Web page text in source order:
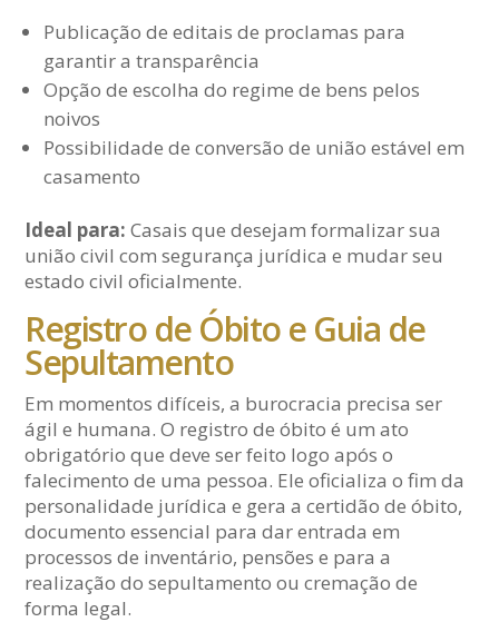
Publicação de editais de proclamas para
garantir a transparência
Opção de escolha do regime de bens pelos
noivos
Possibilidade de conversão de união estável em
casamento
Ideal para: Casais que desejam formalizar sua
união civil com segurança jurídica e mudar seu
estado civil oficialmente.
Registro de Óbito e Guia de
Sepultamento
Em momentos difíceis, a burocracia precisa ser
ágil e humana. O registro de óbito é um ato
obrigatório que deve ser feito logo após o
falecimento de uma pessoa. Ele oficializa o fim da
personalidade jurídica e gera a certidão de óbito,
documento essencial para dar entrada em
processos de inventário, pensões e para a
realização do sepultamento ou cremação de
forma legal.